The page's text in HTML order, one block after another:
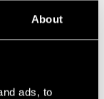
About
ads, to